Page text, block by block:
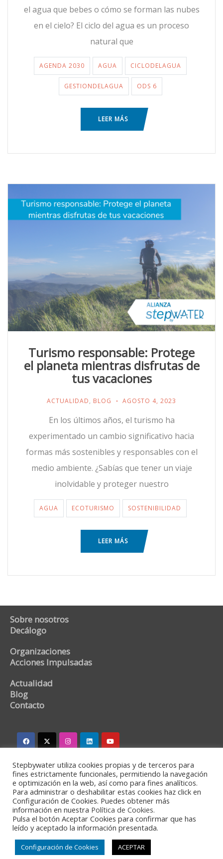
el agua que bebes o cómo se forman las nubes
en el cielo? El ciclo del agua es un proceso
natural que
AGENDA 2030 AGUA CICLODELAGUA
GESTIONDELAGUA ODS 6
LEER MÁS
Turismo responsable: Protege
el planeta mientras disfrutas de
tus vacaciones
ACTUALIDAD, BLOG AGOSTO 4, 2023
En los últimos años, el turismo ha
experimentado un cambio significativo hacia
formas más sostenibles y responsables con el
medio ambiente. ¿Sabías que tener un viaje
inolvidable y proteger nuestro
AGUA ECOTURISMO SOSTENIBILIDAD
LEER MÁS
Sobre nosotros
Decálogo
Organizaciones
Acciones Impulsadas
Actualidad
Blog
Contacto
stepbywater@stepbywater.com
+34 682366973
©2020 - Stepbywater -Política de privacidad
Legal
Stepbywater utiliza cookies propias y de terceros para
fines estrictamente funcionales, permitiendo la navegación
e optimización en la web, así como para fines analíticos.
Para administrar o deshabilitar estas cookies haz click en
Configuración de Cookies. Puedes obtener más
información en nuestra Política de Cookies.
Pulsa el botón Aceptar Cookies para confirmar que has
leído y aceptado la información presentada.
Configuración de Cookies ACEPTAR